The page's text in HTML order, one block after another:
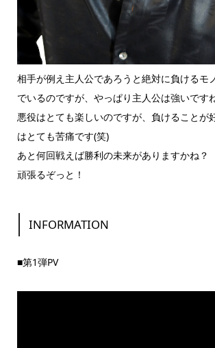
相手が例え主人公であろうと絶対に負けるモ
でいるのですが、やっぱり主人公は強いです
悪役はとても楽しいのですが、負けることが
はとても苦痛です(笑)
あと何回戦えば勝利の未来がありますかね？
頑張るぞっと！
INFORMATION
■第1弾PV